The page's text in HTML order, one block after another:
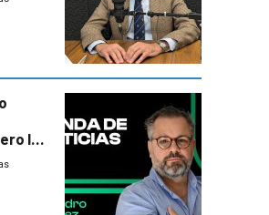
los